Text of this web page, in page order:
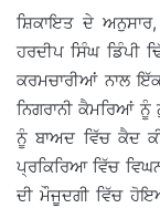
ਸ਼ਿਕਾਇਤ ਦੇ
ਹਰਦੀਪ ਸਿੰਘ ਡਿੰਪੀ
ਕਰਮਚਾਰੀਆਂ ਨਾਲ
ਨਿਗਰਾਨੀ ਕੈਮਰਿਆਂ
ਨੂੰ ਬਾਅਦ ਵਿੱਚ ਕੈਦ
ਪ੍ਰਕਿਰਿਆ ਵਿੱਚ
ਦੀ ਮੌਜੂਦਗੀ ਵਿੱਚ